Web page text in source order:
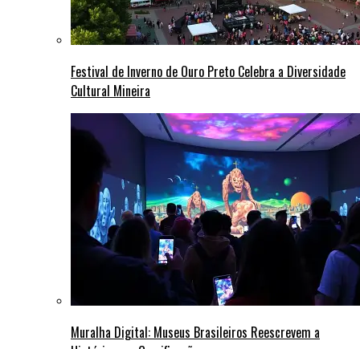
Festival de Inverno de Ouro Preto Celebra a Diversidade
Cultural Mineira
Muralha Digital: Museus Brasileiros Reescrevem a